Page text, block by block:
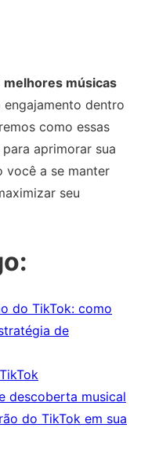
melhores músicas
engajamento dentro
como essas
aprimorar sua
você a se manter
seu
do TikTok: como
de
descoberta musical
do TikTok em sua